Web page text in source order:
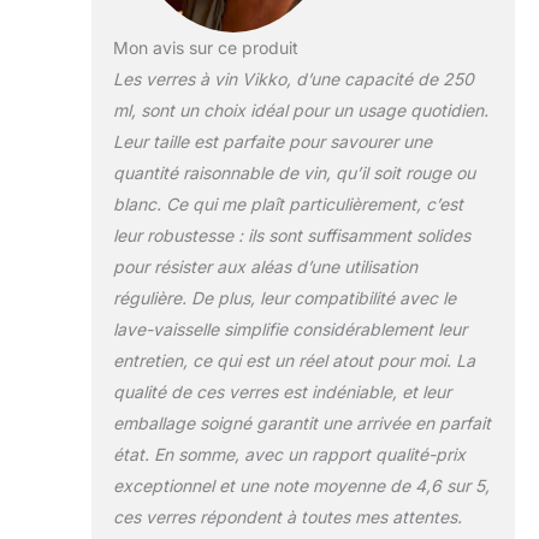
années de toasts, de
joies, de fêtes et de
soirées relaxantes
passées à profiter de
votre gin préféré sur la
terrasse. Le design
sans couture rend ces
jolis verres à vin
élégants. Six verres de
240 g chacun : avec six
verres, il y a assez pour
les invités, et vous ne
vous choisissez de ne
pas faire fonctionner le
lave-vaisselle une nuit.
Et avec une capacité de
250 ml, ces tasses ont
la taille parfaite pour
siroter un verre
Mon avis sur ce produit
Les verres à vin Vikko, d’une capacité de 250
ml, sont un choix idéal pour un usage quotidien.
Leur taille est parfaite pour savourer une
quantité raisonnable de vin, qu’il soit rouge ou
blanc. Ce qui me plaît particulièrement, c’est
leur robustesse : ils sont suffisamment solides
pour résister aux aléas d’une utilisation
régulière. De plus, leur compatibilité avec le
lave-vaisselle simplifie considérablement leur
entretien, ce qui est un réel atout pour moi. La
qualité de ces verres est indéniable, et leur
emballage soigné garantit une arrivée en parfait
état. En somme, avec un rapport qualité-prix
exceptionnel et une note moyenne de 4,6 sur 5,
ces verres répondent à toutes mes attentes.